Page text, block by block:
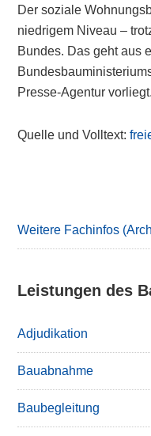
Der soziale
niedrigem Niveau –
Bundes. Das geht aus
Presse-Agentur
Quelle und Volltext:
Weitere Fachinfos
Leistungen des
Adjudikation
Bauabnahme
Baubegleitung